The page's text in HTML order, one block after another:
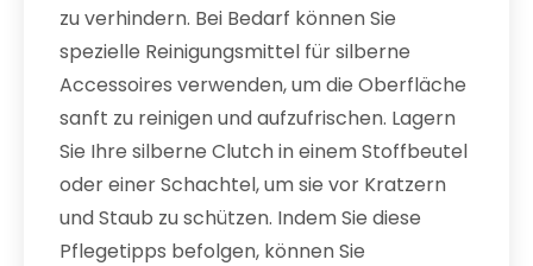
zu verhindern. Bei Bedarf können Sie
spezielle Reinigungsmittel für silberne
Accessoires verwenden, um die Oberfläche
sanft zu reinigen und aufzufrischen. Lagern
Sie Ihre silberne Clutch in einem Stoffbeutel
oder einer Schachtel, um sie vor Kratzern
und Staub zu schützen. Indem Sie diese
Pflegetipps befolgen, können Sie